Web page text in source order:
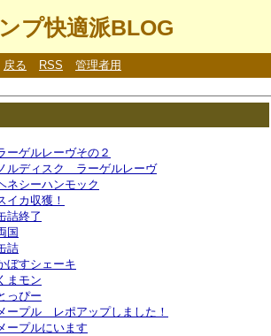
プ快適派BLOG
戻る RSS 管理者用
ーゲルレーヴその２
ルディスク ラーゲルレーヴ
ネシーハンモック
イカ収獲！
詰終了
国
詰
ぼすシェーキ
まモン
っぴー
ープル レポアップしました！
ープルにいます